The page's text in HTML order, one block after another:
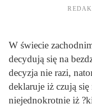
W świecie
decydują się na
decyzja nie razi,
deklaruje iż czują się
niejednokrotnie iż